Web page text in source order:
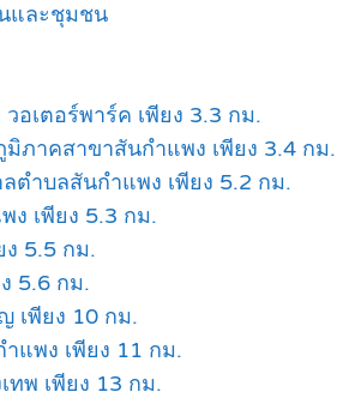
และชุมชน
อเตอร์พาร์ค เพียง 3.3 กม.
ภาคสาขาสันกำแพง เพียง 3.4 กม.
ตำบลสันกำแพง เพียง 5.2 กม.
ง เพียง 5.3 กม.
ง 5.5 กม.
5.6 กม.
เพียง 10 กม.
แพง เพียง 11 กม.
ทพ เพียง 13 กม.